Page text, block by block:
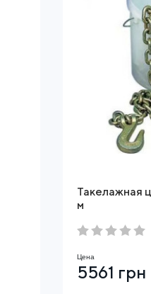
Такелажная
м
Цена
5561 грн